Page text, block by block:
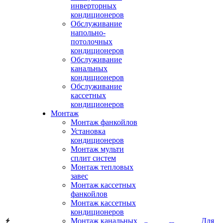
инверторных
кондиционеров
Обслуживание
напольно-
потолочных
кондиционеров
Обслуживание
канальных
кондиционеров
Обслуживание
кассетных
кондиционеров
Монтаж
Монтаж фанкойлов
Установка
кондиционеров
Монтаж мульти
сплит систем
Монтаж тепловых
завес
Монтаж кассетных
фанкойлов
Монтаж кассетных
кондиционеров
Монтаж канальных
Для